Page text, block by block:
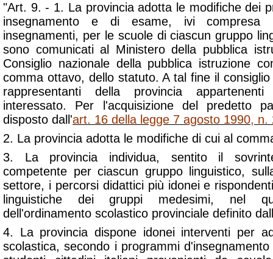
"Art. 9. - 1. La provincia adotta le modifiche dei
insegnamento e di esame, ivi compresa
insegnamenti, per le scuole di ciascun gruppo
sono comunicati al Ministero della pubblica
Consiglio nazionale della pubblica istruzione
comma ottavo, dello statuto. A tal fine il
rappresentanti della provincia
interessato. Per l'acquisizione del predetto
disposto dall'art. 16 della legge 7 agosto 1990, n.
2. La provincia adotta le modifiche di cui al
3. La provincia individua, sentito il
competente per ciascun gruppo linguistico,
settore, i percorsi didattici più idonei e
linguistiche dei gruppi medesimi, nel
dell'ordinamento scolastico provinciale definito
4. La provincia dispone idonei interventi per
scolastica, secondo i programmi